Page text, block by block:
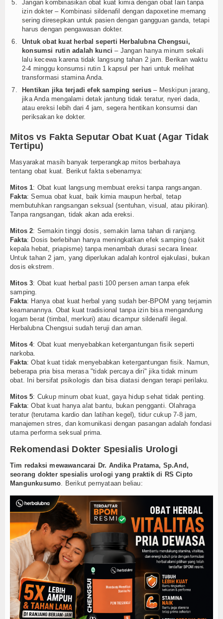
Jangan kombinasikan obat kuat kimia dengan obat lain tanpa
izin dokter – Kombinasi sildenafil dengan dapoxetine memang
sering diresepkan untuk pasien dengan gangguan ganda, tetapi
harus dengan pengawasan dokter.
Untuk obat kuat herbal seperti Herbalubna Chengsui,
konsumsi rutin adalah kunci – Jangan hanya minum sekali
lalu kecewa karena tidak langsung tahan 2 jam. Berikan waktu
2-4 minggu konsumsi rutin 1 kapsul per hari untuk melihat
transformasi stamina Anda.
Hentikan jika terjadi efek samping serius – Meskipun jarang,
jika Anda mengalami detak jantung tidak teratur, nyeri dada,
atau ereksi lebih dari 4 jam, segera hentikan konsumsi dan
periksakan ke dokter.
Mitos vs Fakta Seputar Obat Kuat (Agar Tidak
Tertipu)
Masyarakat masih banyak terperangkap mitos berbahaya
tentang obat kuat. Berikut fakta sebenarnya:
Mitos 1: Obat kuat langsung membuat ereksi tanpa rangsangan.
Fakta: Semua obat kuat, baik kimia maupun herbal, tetap
membutuhkan rangsangan seksual (sentuhan, visual, atau pikiran).
Tanpa rangsangan, tidak akan ada ereksi.
Mitos 2: Semakin tinggi dosis, semakin lama tahan di ranjang.
Fakta: Dosis berlebihan hanya meningkatkan efek samping (sakit
kepala hebat, priapisme) tanpa menambah durasi secara linear.
Untuk tahan 2 jam, yang diperlukan adalah kontrol ejakulasi, bukan
dosis ekstrem.
Mitos 3: Obat kuat herbal pasti 100 persen aman tanpa efek
samping.
Fakta: Hanya obat kuat herbal yang sudah ber-BPOM yang terjamin
keamanannya. Obat kuat tradisional tanpa izin bisa mengandung
logam berat (timbal, merkuri) atau dicampur sildenafil ilegal.
Herbalubna Chengsui sudah teruji dan aman.
Mitos 4: Obat kuat menyebabkan ketergantungan fisik seperti
narkoba.
Fakta: Obat kuat tidak menyebabkan ketergantungan fisik. Namun,
beberapa pria bisa merasa "tidak percaya diri" jika tidak minum
obat. Ini bersifat psikologis dan bisa diatasi dengan terapi perilaku.
Mitos 5: Cukup minum obat kuat, gaya hidup sehat tidak penting.
Fakta: Obat kuat hanya alat bantu, bukan pengganti. Olahraga
teratur (terutama kardio dan latihan kegel), tidur cukup 7-8 jam,
manajemen stres, dan komunikasi dengan pasangan adalah fondasi
utama performa seksual prima.
Rekomendasi Dokter Spesialis Urologi
Tim redaksi mewawancarai Dr. Andika Pratama, Sp.And,
seorang dokter spesialis urologi yang praktik di RS Cipto
Mangunkusumo. Berikut pernyataan beliau: